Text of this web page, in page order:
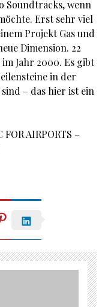
Soundtracks, wenn
Erst sehr viel
Projekt Gas und
Dimension. 22
Jahr 2000. Es gibt
in der
– das hier ist ein
AIRPORTS –